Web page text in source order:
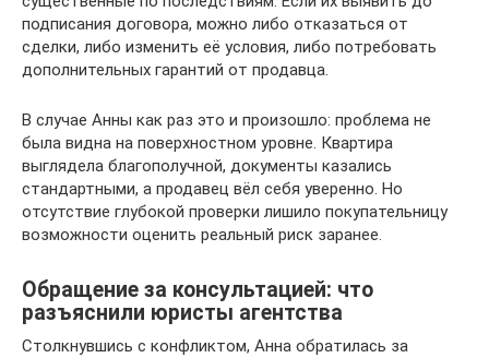
подписания договора, можно либо отказаться от
сделки, либо изменить её условия, либо потребовать
дополнительных гарантий от продавца.
В случае Анны как раз это и произошло: проблема не
была видна на поверхностном уровне. Квартира
выглядела благополучной, документы казались
стандартными, а продавец вёл себя уверенно. Но
отсутствие глубокой проверки лишило покупательницу
возможности оценить реальный риск заранее.
Обращение за консультацией: что
разъяснили юристы агентства
Столкнувшись с конфликтом, Анна обратилась за